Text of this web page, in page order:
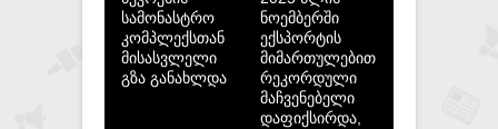
სამონასტრო
კომპლექსთან
მისასვლელი
გზა განახლდა
ნოემბერში
ექსპორტის
მიმართულებით
რეკორდული
მაჩვენებელი
დაფიქსირდა,